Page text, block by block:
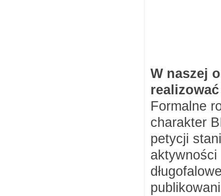
Wnaszej
Formalne
charakter
petycji